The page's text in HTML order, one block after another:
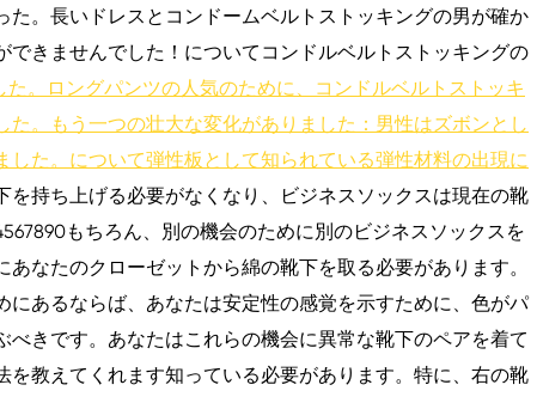
。長いドレスとコンドームベルトストッキングの男が確か
きませんでした！についてコンドルベルトストッキングの
。ロングパンツの人気のために、コンドルベルトストッキ
。もう一つの壮大な変化がありました：男性はズボンとし
た。について弾性板として知られている弾性材料の出現に
を持ち上げる必要がなくなり、ビジネスソックスは現在の靴
もちろん、別の機会のために別のビジネスソックスを
なたのクローゼットから綿の靴下を取る必要があります。
あるならば、あなたは安定性の感覚を示すために、色がパ
きです。あなたはこれらの機会に異常な靴下のペアを着て
教えてくれます知っている必要があります。特に、右の靴